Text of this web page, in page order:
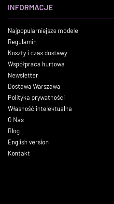
INFORMACJE
Najpopularniejsze modele
Regulamin
Koszty i czas dostawy
Współpraca hurtowa
Newsletter
Dostawa Warszawa
Polityka prywatności
Własność intelektualna
O Nas
Blog
English version
Kontakt